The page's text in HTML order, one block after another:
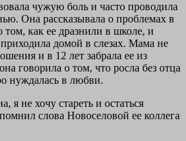
чужую боль и часто проводила
Она рассказывала о проблемах в
как ее дразнили в школе, и
приходила домой в слезах. Мама не
и в 12 лет забрала ее из
говорила о том, что росла без отца
нуждалась в любви.
я не хочу стареть и остаться
слова Новоселовой ее коллега